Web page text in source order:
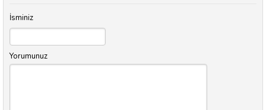
İsminiz
Yorumunuz